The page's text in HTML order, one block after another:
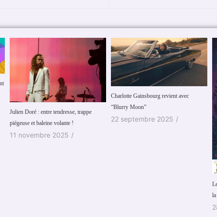
Charlotte Gainsbourg revient avec
22 septembre 2025